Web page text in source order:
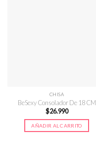
CHISA
BeSexy Consolador De 18 CM
$26.990
AÑADIR AL CARRITO